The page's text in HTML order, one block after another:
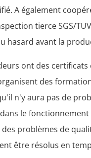
A également
tierce SGS/
hasard avant la
ont des certificats
des
n'y aura pas de
le fonctionnement
problèmes de
être résolus en